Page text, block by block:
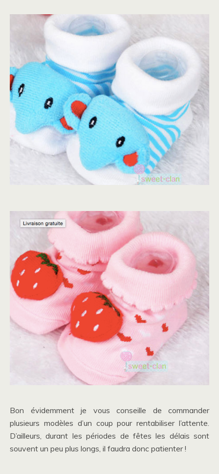
Bon évidemment je vous conseille de commander
plusieurs modèles d’un coup pour rentabiliser l’attente.
D’ailleurs, durant les périodes de fêtes les délais sont
souvent un peu plus longs, il faudra donc patienter !